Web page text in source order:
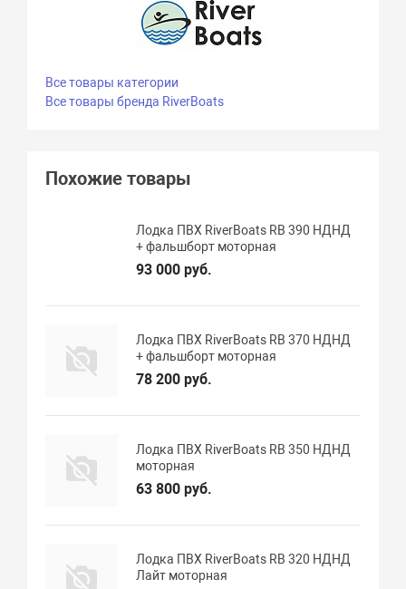
Все товары категории
Все товары бренда RiverBoats
Похожие товары
Лодка ПВХ RiverBoats RB 390 НДНД
+ фальшборт моторная
93 000 руб.
Лодка ПВХ RiverBoats RB 370 НДНД
+ фальшборт моторная
78 200 руб.
Лодка ПВХ RiverBoats RB 350 НДНД
моторная
63 800 руб.
Лодка ПВХ RiverBoats RB 320 НДНД
Лайт моторная